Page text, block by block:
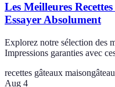
Les Meilleures
Essayer Absolument
Explorez notre sélection des
Impressions garanties avec
recettes gâteaux maison
Aug 4